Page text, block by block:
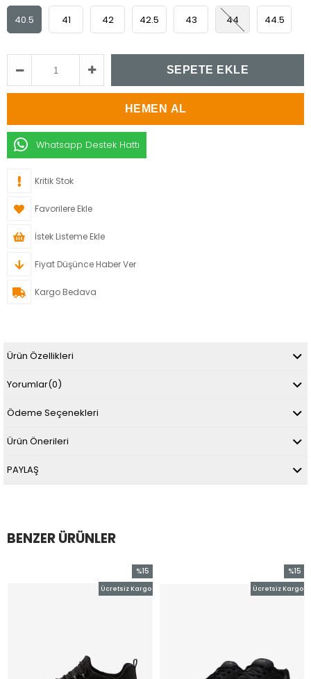
40.5 41 42 42.5 43 44 44.5
Whatsapp Destek Hattı
Kritik Stok
Favorilere Ekle
İstek Listeme Ekle
Fiyat Düşünce Haber Ver
Kargo Bedava
Ürün Özellikleri
Yorumlar(0)
Ödeme Seçenekleri
Ürün Önerileri
PAYLAŞ
BENZER ÜRÜNLER
%15
İndirim
%15İndirim
Ücretsiz Kargo
%15
İndirim
Ücretsiz Kargo